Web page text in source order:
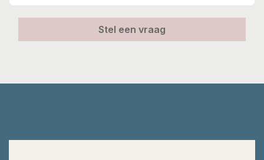
Ik wil dat je 100% tevreden bent! Is de cursus toch niets
voor jou? Dan kun je binnen 7 dagen contact opnemen
voor een oplossing, stuur mij dan een mailtje
(marieke@sewnatural.nl).
Stel een vraag